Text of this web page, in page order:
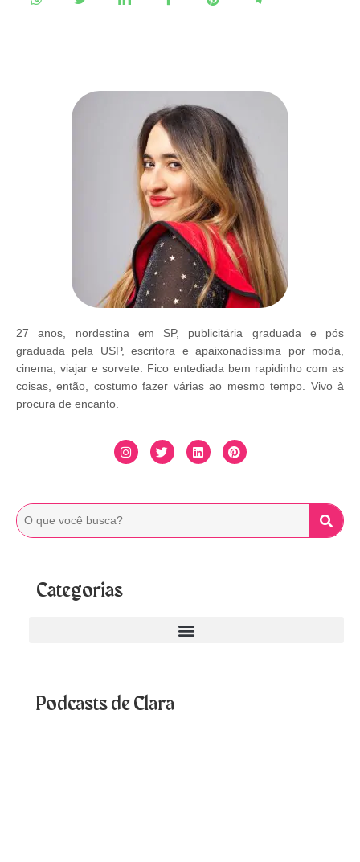
27 anos, nordestina em SP, publicitária graduada e pós
graduada pela USP, escritora e apaixonadíssima por moda,
cinema, viajar e sorvete. Fico entediada bem rapidinho com as
coisas, então, costumo fazer várias ao mesmo tempo. Vivo à
procura de encanto.
Categorias
Podcasts de Clara